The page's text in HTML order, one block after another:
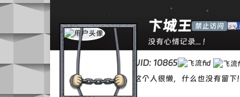
卞城王 禁止访问
没有心情记录... !
UID: 10865
这个人很懒，什么也没有留下!